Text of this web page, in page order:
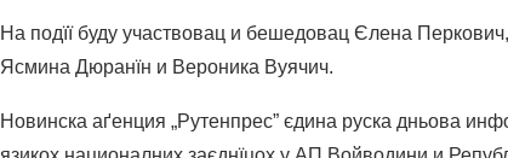
На подїї буду участвовац и бешедовац Єлена
Ясмина Дюранїн и Вероника Вуячич.
Новинска аґенция „Рутенпрес” єдина руска дньова